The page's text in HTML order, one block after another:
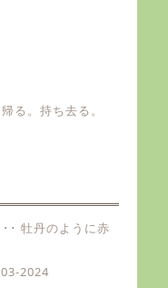
る。持ち去る。
牡丹のように赤
2024